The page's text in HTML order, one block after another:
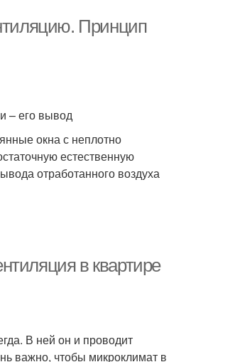
Принцип
– его вывод
окна с неплотно
естественную
отработанного воздуха
в квартире
В ней он и проводит
важно, чтобы микроклимат в